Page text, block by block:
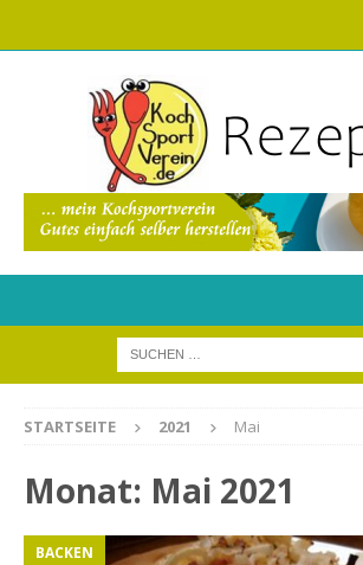
STARTSEITE 2021 Mai
Monat: Mai 2021
BACKEN